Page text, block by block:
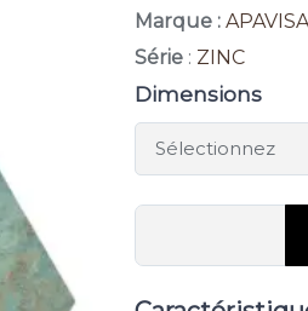
Marque : APAVISA
Série : ZINC
Dimensions